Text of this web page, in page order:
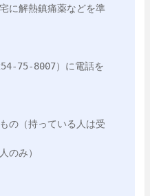
に解熱鎮痛薬などを準
75-8007）に電話を
の（持っている人は受
のみ）